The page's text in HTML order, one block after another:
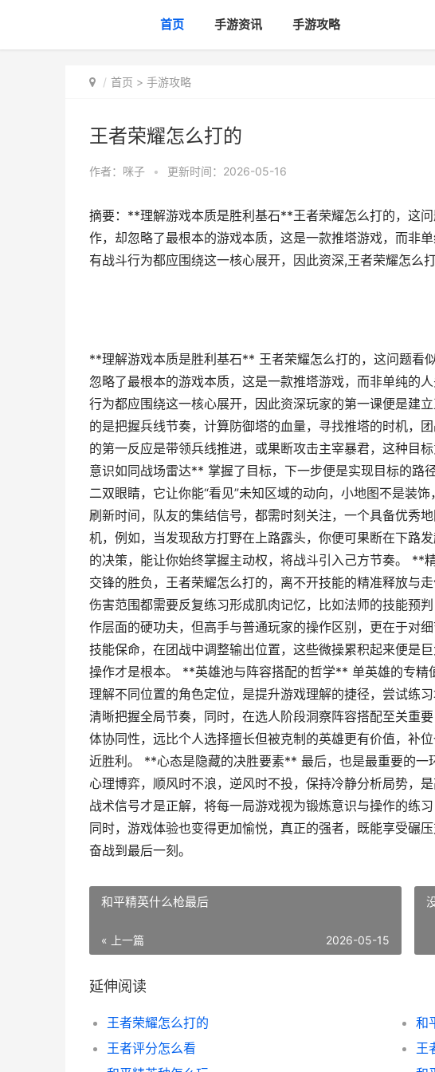
首页 手游资讯 手游攻略
首页 > 手游攻略
王者荣耀怎么打的
作者： 咪子 • 更新时间：2026-05-16
摘要：**理解游戏本质是胜利基石**王者荣耀怎么打的，这
作，却忽略了最根本的游戏本质，这是一款推塔游戏，而非
有战斗行为都应围绕这一核心展开，因此资深,王者荣耀怎么
**理解游戏本质是胜利基石** 王者荣耀怎么打的，这问题看
忽略了最根本的游戏本质，这是一款推塔游戏，而非单纯的
行为都应围绕这一核心展开，因此资深玩家的第一课便是建
的是把握兵线节奏，计算防御塔的血量，寻找推塔的时机，
的第一反应是带领兵线推进，或果断攻击主宰暴君，这种目
意识如同战场雷达** 掌握了目标，下一步便是实现目标的路
二双眼睛，它让你能“看见”未知区域的动向，小地图不是装
刷新时间，队友的集结信号，都需时刻关注，一个具备优秀
机，例如，当发现敌方打野在上路露头，你便可果断在下路
的决策，能让你始终掌握主动权，将战斗引入己方节奏。 **
交锋的胜负，王者荣耀怎么打的，离不开技能的精准释放与
伤害范围都需要反复练习形成肌肉记忆，比如法师的技能预
作层面的硬功夫，但高手与普通玩家的操作区别，更在于对
技能保命，在团战中调整输出位置，这些微操累积起来便是
操作才是根本。 **英雄池与阵容搭配的哲学** 单英雄的专精
理解不同位置的角色定位，是提升游戏理解的捷径，尝试练
清晰把握全局节奏，同时，在选人阶段洞察阵容搭配至关重
体协同性，远比个人选择擅长但被克制的英雄更有价值，补
近胜利。 **心态是隐藏的决胜要素** 最后，也是最重要的一
心理博弈，顺风时不浪，逆风时不投，保持冷静分析局势，
战术信号才是正解，将每一局游戏视为锻炼意识与操作的练
同时，游戏体验也变得更加愉悦，真正的强者，既能享受碾
奋战到最后一刻。
和平精英什么枪最后
« 上一篇 2026-05-15
延伸阅读
王者荣耀怎么打的
和
王者评分怎么看
王